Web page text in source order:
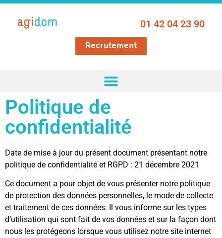
01 42 04 23 90
Recrutement
Politique de
confidentialité
Date de mise à jour du présent document présentant notre
politique de confidentialité et RGPD : 21 décembre 2021
Ce document a pour objet de vous présenter notre politique
de protection des données personnelles, le mode de collecte
et traitement de ces données. Il vous informe sur les types
d’utilisation qui sont fait de vos données et sur la façon dont
nous les protégeons lorsque vous utilisez notre site internet